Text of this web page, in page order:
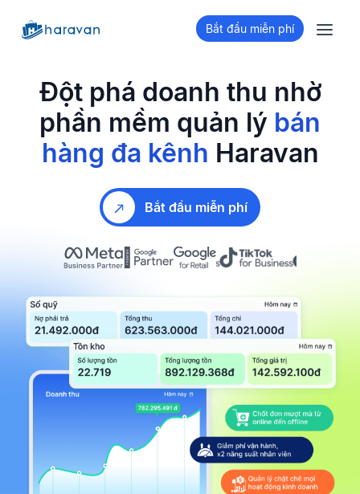
Bắt đầu miễn phí
Đột phá doanh thu nhờ
phần mềm quản lý bán
hàng đa kênh Haravan
Bắt đầu miễn phí